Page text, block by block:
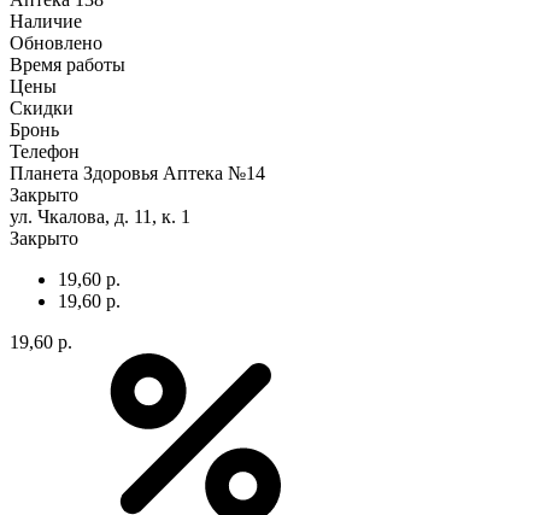
Наличие
Обновлено
Время работы
Цены
Скидки
Бронь
Телефон
Планета Здоровья Аптека №14
Закрыто
ул. Чкалова, д. 11, к. 1
Закрыто
19,60 р.
19,60 р.
19,60 р.